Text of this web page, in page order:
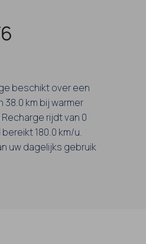
beschikt over een
38.0 km bij warmer
rijdt van 0
180.0 km/u.
uw dagelijks gebruik